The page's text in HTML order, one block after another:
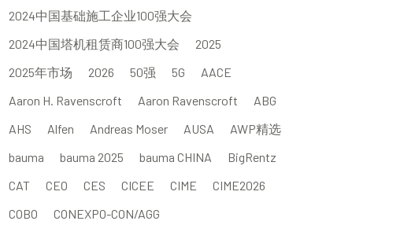
2024中国基础施工企业100强大会
2024中国塔机租赁商100强大会
2025
2025年市场
2026 50强 5G
AACE
Aaron H. Ravenscroft
Aaron Ravenscroft
ABG
AHS
Alfen Andreas Moser AUSA
AWP精选
bauma
bauma 2025 bauma CHINA
BigRentz
CAT
CEO CES CICEE CIME
CIME2026
COBO
CONEXPO-CON/AGG